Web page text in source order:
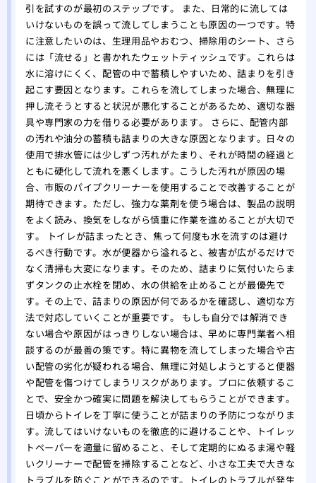
引を試すのが最初のステップです。 また、日常的に流しては
いけないものを誤って流してしまうことも原因の一つです。特
に注意したいのは、生理用品やおむつ、掃除用のシート、さら
には「流せる」と書かれたウェットティッシュです。これらは
水に溶けにくく、配管の中で蓄積しやすいため、詰まりを引き
起こす要因となります。これらを流してしまった場合、無理に
押し流そうとすると状況が悪化することがあるため、適切な器
具や専門家の力を借りる必要があります。 さらに、配管内部
の汚れや油分の蓄積も詰まりの大きな原因となります。日々の
使用で排水管には少しずつ汚れがたまり、それが時間の経過と
ともに硬化して流れを悪くします。こうした汚れが原因の場
合、市販のパイプクリーナーを使用することで改善することが
期待できます。ただし、強力な薬剤を使う場合は、製品の説明
をよく読み、換気をしながら慎重に作業を進めることが大切で
す。 トイレが詰まったとき、焦って何度も水を流すのは避け
るべき行動です。水が便器から溢れると、被害が広がるだけで
なく清掃も大変になります。そのため、詰まりに気付いたらま
ずタンクの止水栓を閉め、水の供給を止めることが最優先で
す。その上で、詰まりの原因が何であるかを確認し、適切な方
法で対応していくことが重要です。 もしも自分では解消でき
ない場合や原因がはっきりしない場合は、早めに専門業者へ相
談するのが最善の策です。特に異物を流してしまった場合や古
い配管の劣化が疑われる場合、無理に対処しようとすると便器
や配管を傷つけてしまうリスクがあります。プロに依頼するこ
とで、安全かつ確実に問題を解決してもらうことができます。
日頃からトイレを丁寧に使うことが詰まりの予防につながりま
す。流してはいけないものを徹底的に避けることや、トイレッ
トペーパーを適量に留めること、そして定期的にぬるま湯や軽
いクリーナーで配管を掃除することなど、小さな工夫で大きな
トラブルを防ぐことができるのです。トイレのトラブルが発生